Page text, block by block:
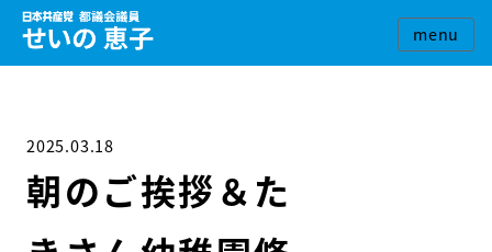
2025.03.18
朝のご挨拶＆た